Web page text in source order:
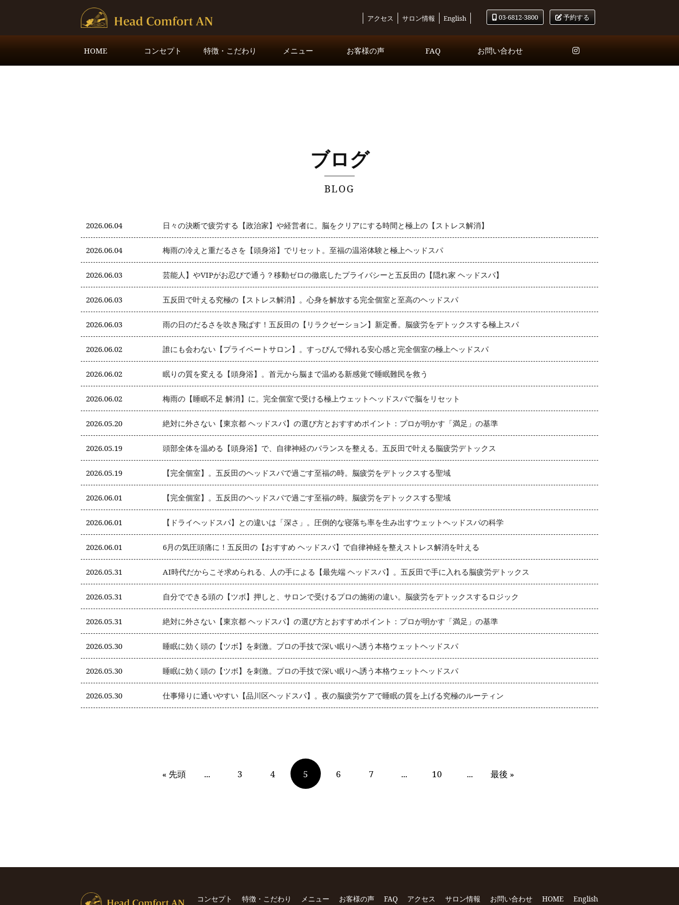
アクセス サロン情報 English 03-6812-3800 予約する
HOME コンセプト 特徴・こだわり メニュー お客様の声 FAQ お問い合わせ
ブログ
BLOG
2026.06.04 日々の決断で疲労する【政治家】や経営者に。脳をクリアにする時間と極上の【ストレス解消】
2026.06.04 梅雨の冷えと重だるさを【頭身浴】でリセット。至福の温浴体験と極上ヘッドスパ
2026.06.03 芸能人】やVIPがお忍びで通う？移動ゼロの徹底したプライバシーと五反田の【隠れ家 ヘッドスパ】
2026.06.03 五反田で叶える究極の【ストレス解消】。心身を解放する完全個室と至高のヘッドスパ
2026.06.03 雨の日のだるさを吹き飛ばす！五反田の【リラクゼーション】新定番。脳疲労をデトックスする極上スパ
2026.06.02 誰にも会わない【プライベートサロン】。すっぴんで帰れる安心感と完全個室の極上ヘッドスパ
2026.06.02 眠りの質を変える【頭身浴】。首元から脳まで温める新感覚で睡眠難民を救う
2026.06.02 梅雨の【睡眠不足 解消】に。完全個室で受ける極上ウェットヘッドスパで脳をリセット
2026.05.20 絶対に外さない【東京都 ヘッドスパ】の選び方とおすすめポイント：プロが明かす「満足」の基準
2026.05.19 頭部全体を温める【頭身浴】で、自律神経のバランスを整える。五反田で叶える脳疲労デトックス
2026.05.19 【完全個室】。五反田のヘッドスパで過ごす至福の時。脳疲労をデトックスする聖域
2026.06.01 【完全個室】。五反田のヘッドスパで過ごす至福の時。脳疲労をデトックスする聖域
2026.06.01 【ドライヘッドスパ】との違いは「深さ」。圧倒的な寝落ち率を生み出すウェットヘッドスパの科学
2026.06.01 6月の気圧頭痛に！五反田の【おすすめ ヘッドスパ】で自律神経を整えストレス解消を叶える
2026.05.31 AI時代だからこそ求められる、人の手による【最先端 ヘッドスパ】。五反田で手に入れる脳疲労デトックス
2026.05.31 自分でできる頭の【ツボ】押しと、サロンで受けるプロの施術の違い。脳疲労をデトックスするロジック
2026.05.31 絶対に外さない【東京都 ヘッドスパ】の選び方とおすすめポイント：プロが明かす「満足」の基準
2026.05.30 睡眠に効く頭の【ツボ】を刺激。プロの手技で深い眠りへ誘う本格ウェットヘッドスパ
2026.05.30 睡眠に効く頭の【ツボ】を刺激。プロの手技で深い眠りへ誘う本格ウェットヘッドスパ
2026.05.30 仕事帰りに通いやすい【品川区ヘッドスパ】。夜の脳疲労ケアで睡眠の質を上げる究極のルーティン
« 先頭 ... 3 4 5 6 7 ... 10 ... 最後 »
コンセプト 特徴・こだわり メニュー お客様の声 FAQ アクセス サロン情報 お問い合わせ HOME English